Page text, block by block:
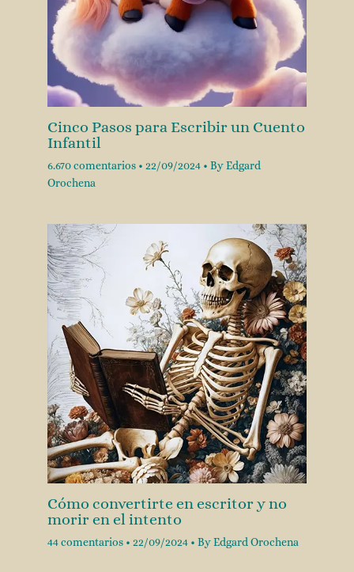
Cinco Pasos para Escribir un Cuento
Infantil
6.670 comentarios • 22/09/2024 • ByEdgard
Orochena
Cómo convertirte en escritor y no
morir en el intento
44 comentarios • 22/09/2024 • ByEdgard Orochena